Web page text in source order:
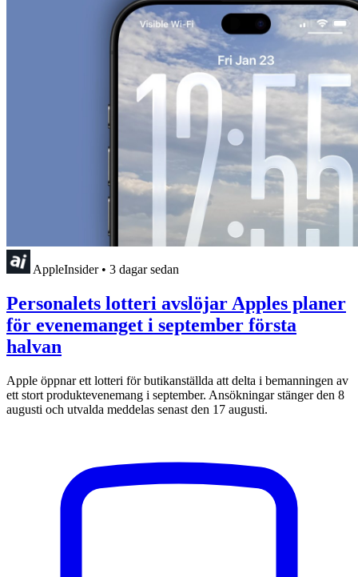
AppleInsider • 3 dagar sedan
Personalets lotteri avslöjar Apples planer
för evenemanget i september första
halvan
Apple öppnar ett lotteri för butikanställda att delta i bemanningen av
ett stort produktevenemang i september. Ansökningar stänger den 8
augusti och utvalda meddelas senast den 17 augusti.